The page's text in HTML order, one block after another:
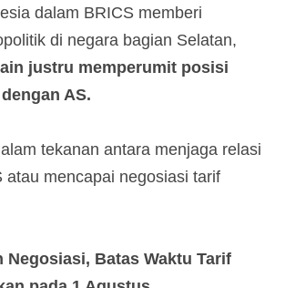
dalam BRICS memberi
di negara bagian Selatan,
justru memperumit posisi
AS.
tekanan antara menjaga relasi
atau mencapai negosiasi tarif
Negosiasi, Batas Waktu Tarif